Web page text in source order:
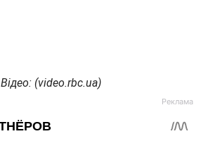
Відео: (video.rbc.ua)